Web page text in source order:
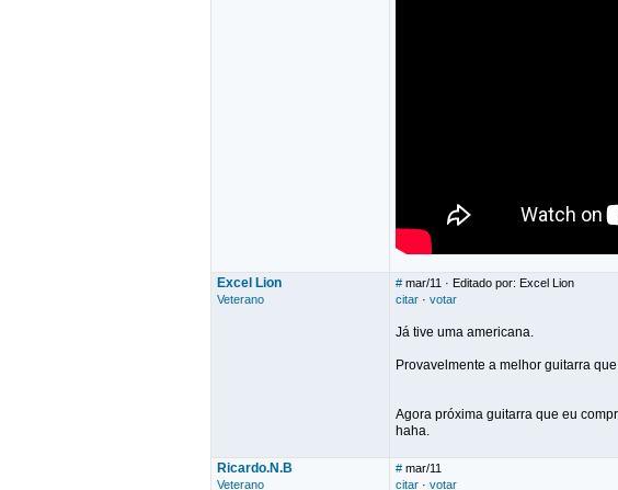
Excel Lion
Veterano
# mar/11 · Editado por: Excel Lion
citar · votar
Já tive uma americana.
Provavelmente a melhor guitarra
Agora próxima guitarra que eu
haha.
Ricardo.N.B
Veterano
# mar/11
citar · votar